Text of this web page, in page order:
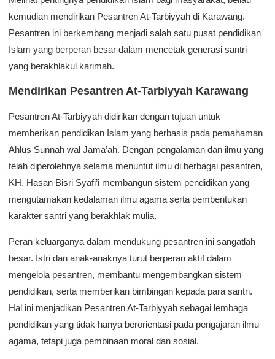
kemudian mendirikan Pesantren At-Tarbiyyah di Karawang.
Pesantren ini berkembang menjadi salah satu pusat pendidikan
Islam yang berperan besar dalam mencetak generasi santri
yang berakhlakul karimah.
Mendirikan Pesantren At-Tarbiyyah Karawang
Pesantren At-Tarbiyyah didirikan dengan tujuan untuk
memberikan pendidikan Islam yang berbasis pada pemahaman
Ahlus Sunnah wal Jama’ah. Dengan pengalaman dan ilmu yang
telah diperolehnya selama menuntut ilmu di berbagai pesantren,
KH. Hasan Bisri Syafi’i membangun sistem pendidikan yang
mengutamakan kedalaman ilmu agama serta pembentukan
karakter santri yang berakhlak mulia.
Peran keluarganya dalam mendukung pesantren ini sangatlah
besar. Istri dan anak-anaknya turut berperan aktif dalam
mengelola pesantren, membantu mengembangkan sistem
pendidikan, serta memberikan bimbingan kepada para santri.
Hal ini menjadikan Pesantren At-Tarbiyyah sebagai lembaga
pendidikan yang tidak hanya berorientasi pada pengajaran ilmu
agama, tetapi juga pembinaan moral dan sosial.